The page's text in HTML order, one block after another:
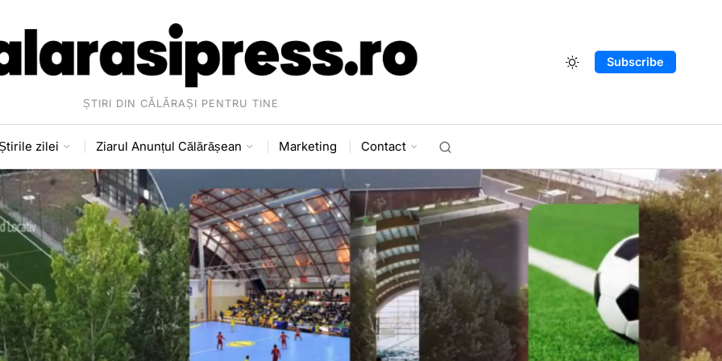
ȘTIRI DIN CĂLĂRAȘI PENTRU TINE
Subscribe
zilei Ziarul Anunțul Călărășean Marketing Contact